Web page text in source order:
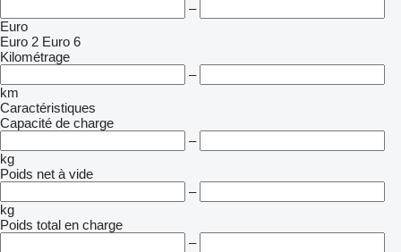
–
Euro
Euro 2 Euro 6
Kilométrage
–
km
Caractéristiques
Capacité de charge
–
kg
Poids net à vide
–
kg
Poids total en charge
–